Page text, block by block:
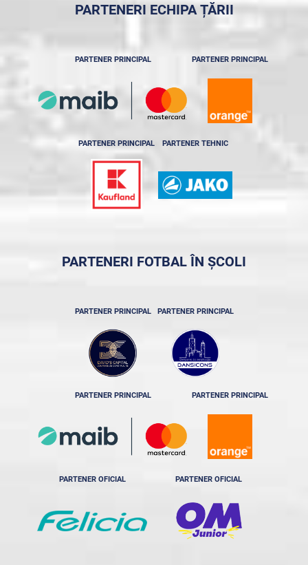
PARTENERI ECHIPA ȚĂRII
PARTENER PRINCIPAL PARTENER PRINCIPAL
PARTENER PRINCIPAL PARTENER TEHNIC
PARTENERI FOTBAL ÎN ȘCOLI
PARTENER PRINCIPAL PARTENER PRINCIPAL
PARTENER PRINCIPAL PARTENER PRINCIPAL
PARTENER OFICIAL PARTENER OFICIAL